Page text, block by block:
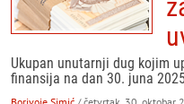
Ukupan unutarnji dug kojim
finansija na dan 30. juna